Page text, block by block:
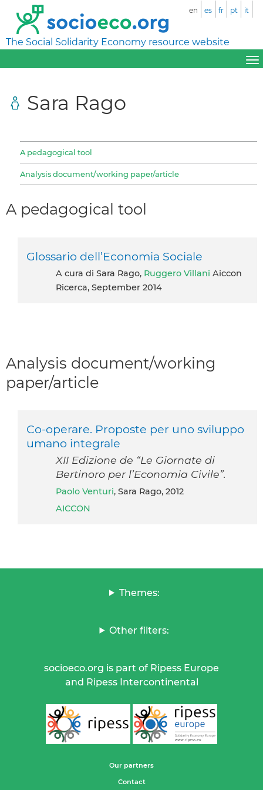
The Social Solidarity Economy resource website
en es fr pt it
Sara Rago
A pedagogical tool
Analysis document/working paper/article
A pedagogical tool
Glossario dell’Economia Sociale
A cura di Sara Rago, Ruggero Villani Aiccon
Ricerca, September 2014
Analysis document/working
paper/article
Co-operare. Proposte per uno sviluppo
umano integrale
XII Edizione de “Le Giornate di
Bertinoro per l’Economia Civile”.
Paolo Venturi, Sara Rago, 2012
AICCON
Themes:
Other filters:
socioeco.org is part of Ripess Europe
and Ripess Intercontinental
Our partners
Contact